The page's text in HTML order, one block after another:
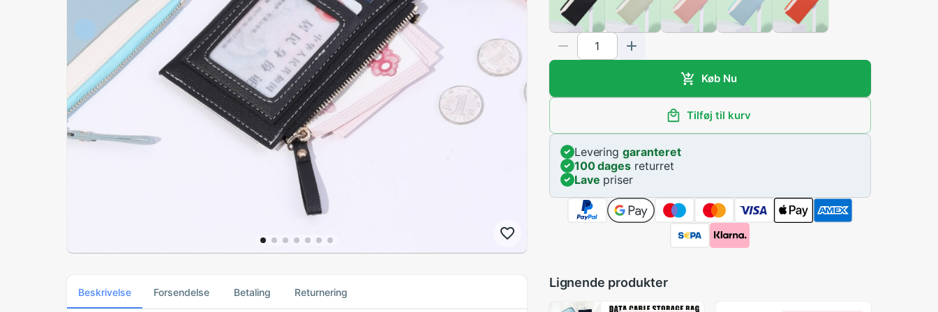
Køb Nu
Tilføj til kurv
Leveringgaranteret
100 dages returret
Lave priser
Beskrivelse Forsendelse Betaling Returnering
Lignende produkter